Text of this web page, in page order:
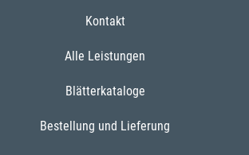
Kontakt
Alle Leistungen
Blätterkataloge
Bestellung und Lieferung